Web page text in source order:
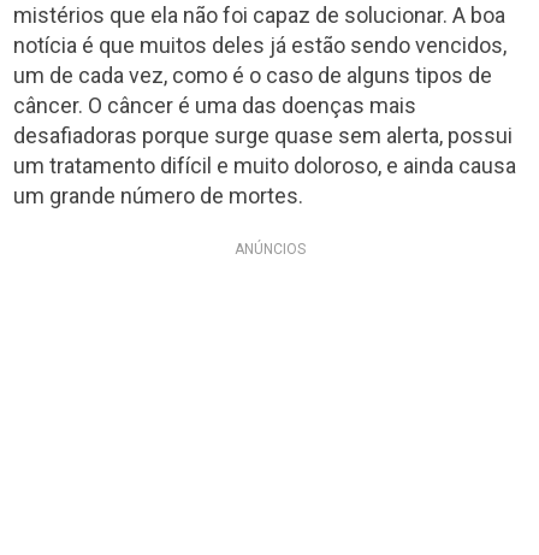
mistérios que ela não foi capaz de solucionar. A boa
notícia é que muitos deles já estão sendo vencidos,
um de cada vez, como é o caso de alguns tipos de
câncer. O câncer é uma das doenças mais
desafiadoras porque surge quase sem alerta, possui
um tratamento difícil e muito doloroso, e ainda causa
um grande número de mortes.
ANÚNCIOS